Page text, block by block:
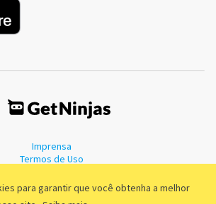
para garantir que você obtenha a melhor
Imprensa
Termos de Uso